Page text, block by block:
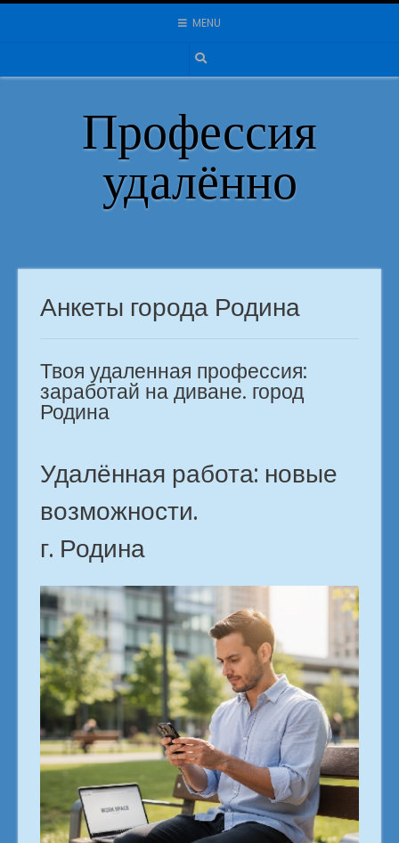
Skip
MENU
Профессия
удалённо
Анкеты города Родина
Твоя удаленная профессия:
заработай на диване. город
Родина
Удалённая работа: новые
возможности.
г. Родина